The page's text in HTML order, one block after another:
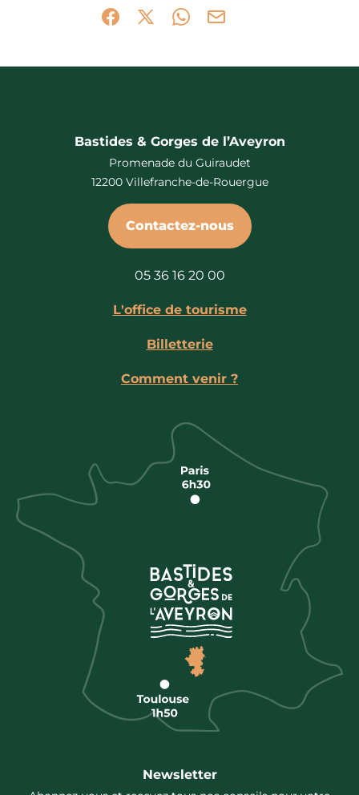
Partager sur Facebook (nouvelle
Partager sur X / Twitter (nouvelle
Partager sur WhatsApp
Partager par mail
Bastides & Gorges de l’Aveyron
Promenade du Guiraudet
12200 Villefranche-de-Rouergue
Contactez-nous
05 36 16 20 00
L'office de tourisme
Billetterie
Comment venir ?
Newsletter